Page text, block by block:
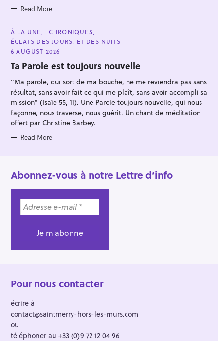
Read More
C
A
T
E
O
R
E
À LA UNE
CHRONIQUES
ÉCLATS DES JOURS. ET DES NUITS
6 AUGUST 2026
Ta Parole est toujours nouvelle
"Ma parole, qui sort de ma bouche, ne me reviendra pas sans
résultat, sans avoir fait ce qui me plaît, sans avoir accompli sa
mission" (Isaïe 55, 11). Une Parole toujours nouvelle, qui nous
façonne, nous traverse, nous guérit. Un chant de méditation
offert par Christine Barbey.
Read More
Abonnez-vous à notre Lettre d’info
Pour nous contacter
écrire à
contact@saintmerry-hors-les-murs.com
ou
téléphoner au +33 (0)9 72 12 04 96
o
: